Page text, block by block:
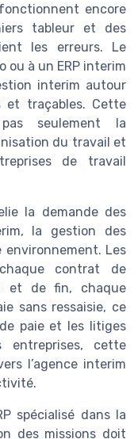
encore
tableur et des
les erreurs. Le
ou à un ERP interim
interim autour
et traçables. Cette
seulement la
du travail et
de travail
la demande des
la gestion des
environnement. Les
contrat de
et de fin, chaque
sans ressaisie, ce
paie et les litiges
entreprises, cette
l’agence interim
spécialisé dans la
des missions doit